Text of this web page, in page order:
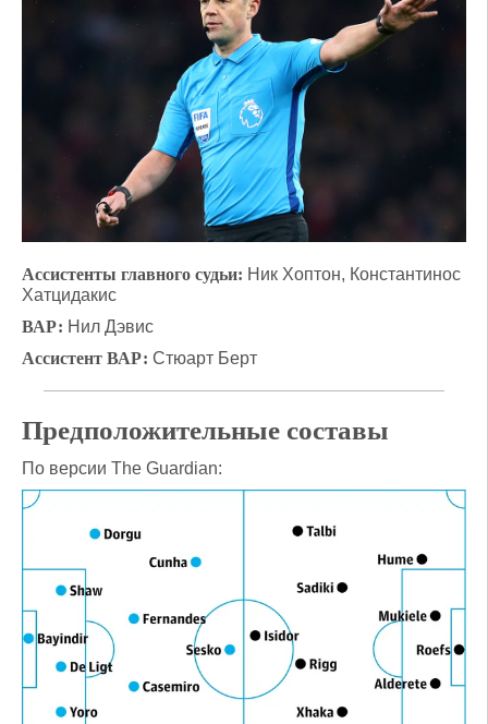
Ассистенты главного судьи: Ник Хоптон, Константинос
Хатцидакис
ВАР: Нил Дэвис
Ассистент ВАР: Стюарт Берт
Предположительные составы
По версии The Guardian: